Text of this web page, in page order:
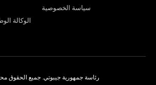
سياسة الخصوصية
الوكالة
رئاسة جمهورية جيبوتي. جميع الحقوق